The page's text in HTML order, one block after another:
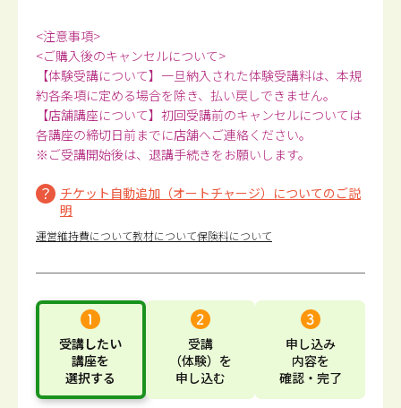
<注意事項>
<ご購入後のキャンセルについて>
【体験受講について】一旦納入された体験受講料は、本規
約各条項に定める場合を除き、払い戻しできません。
【店舗講座について】初回受講前のキャンセルについては
各講座の締切日前までに店舗へご連絡ください。
※ご受講開始後は、退講手続きをお願いします。
チケット自動追加（オートチャージ）についてのご説
明
運営維持費について教材について保険料について
受講したい
講座を
選択する
受講
（体験） を
申し込む
申し込み
内容を
確認・完了